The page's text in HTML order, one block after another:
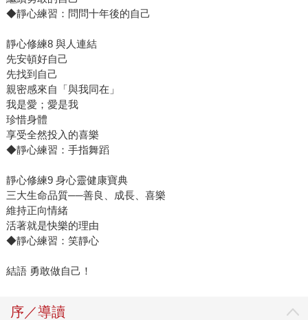
◆靜心練習：問問十年後的自己
靜心修練8 與人連結
先安頓好自己
先找到自己
親密感來自「與我同在」
我是愛；愛是我
珍惜身體
享受全然投入的喜樂
◆靜心練習：手指舞蹈
靜心修練9 身心靈健康寶典
三大生命品質──善良、成長、喜樂
維持正向情緒
活著就是快樂的理由
◆靜心練習：笑靜心
結語 勇敢做自己！
序／導讀